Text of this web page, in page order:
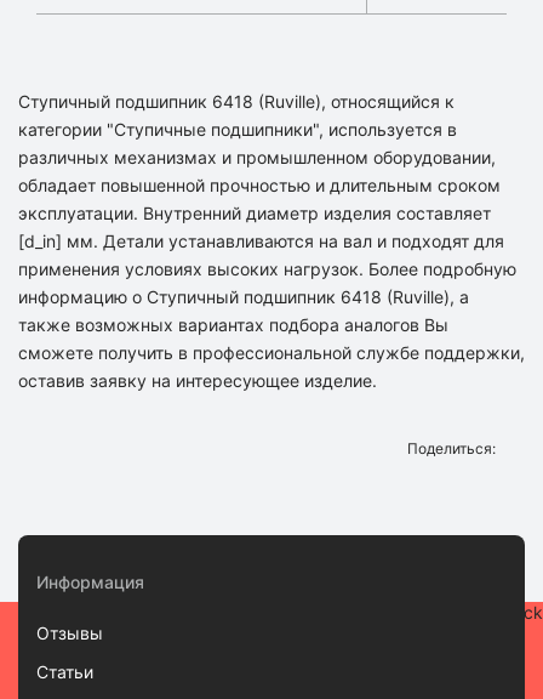
Ступичный подшипник 6418 (Ruville), относящийся к
категории "Ступичные подшипники", используется в
различных механизмах и промышленном оборудовании,
обладает повышенной прочностью и длительным сроком
эксплуатации. Внутренний диаметр изделия составляет
[d_in] мм. Детали устанавливаются на вал и подходят для
применения условиях высоких нагрузок. Более подробную
информацию о Ступичный подшипник 6418 (Ruville), а
также возможных вариантах подбора аналогов Вы
сможете получить в профессиональной службе поддержки,
оставив заявку на интересующее изделие.
Поделиться:
Информация
Отзывы
Статьи